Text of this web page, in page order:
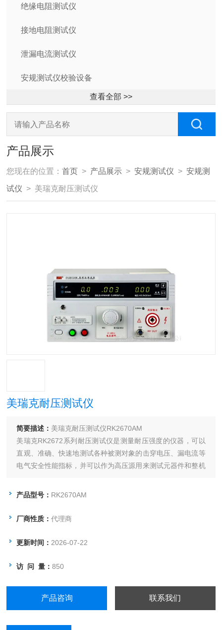
绝缘电阻测试仪
接地电阻测试仪
泄漏电流测试仪
安规测试仪校验设备
查看全部 >>
产品展示
您现在的位置：首页 > 产品展示 >安规测试仪 >安规测
试仪 > 美瑞克耐压测试仪
美瑞克耐压测试仪
简要描述： 美瑞克耐压测试仪RK2670AM
美瑞克RK2672系列耐压测试仪是测量耐压强度的仪器，可以
直观、准确、快速地测试各种被测对象的击穿电压、漏电流等
电气安全性能指标，并可以作为高压源用来测试元器件和整机
产品型号： RK2670AM
厂商性质：代理商
更新时间： 2026-07-22
访 问 量：850
产品咨询 联系我们